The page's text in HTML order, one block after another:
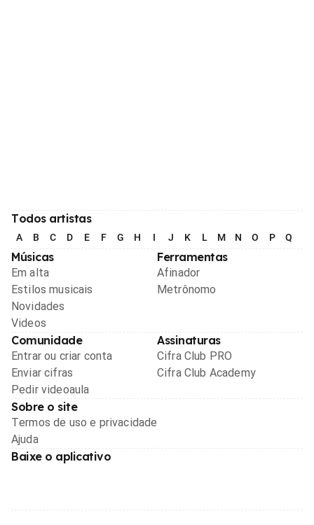
Todos artistas
A B C D E F G H I J K L M N O P Q
Músicas
Em alta
Estilos musicais
Novidades
Videos
Ferramentas
Afinador
Metrônomo
Comunidade
Entrar ou criar conta
Enviar cifras
Pedir videoaula
Assinaturas
Cifra Club PRO
Cifra Club Academy
Sobre o site
Termos de uso e privacidade
Ajuda
Baixe o aplicativo